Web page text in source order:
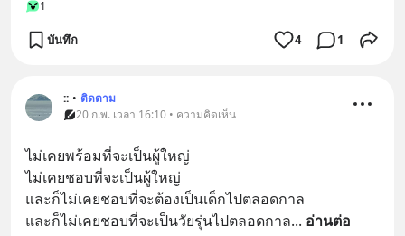
1
บันทึก 4 1
:: • ติดตาม
20 ก.พ. เวลา 16:10 • ความคิดเห็น
ไม่เคยพร้อมที่จะเป็นผู้ใหญ่
ไม่เคยชอบที่จะเป็นผู้ใหญ่
และก็ไม่เคยชอบที่จะต้องเป็นเด็กไปตลอดกาล
และก็ไม่เคยชอบที่จะเป็นวัยรุ่นไปตลอดกาล... อ่านต่อ